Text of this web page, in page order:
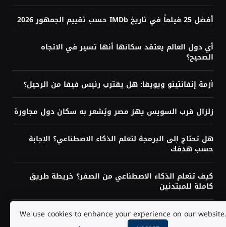
أفضل 25 فيلماً في تاريخ IMDb حسب تقييم الجمهور 2026
أي دول العالم يعتقد سكانها أنها تسير في الاتجاه
الصحيح؟
أزمة إنفانتينو ويويفا: هل يقترب رئيس فيفا من الرحيل؟
زلزال قرب السويس يهز مصر ويُشعر به سكان دول مجاورة
هل تحتاج إلى البرمجة لتعلم الذكاء الاصطناعي؟ الإجابة
حسب هدفك
كيف تتعلم الذكاء الاصطناعي من الصفر؟ خريطة طريق
كاملة للمبتدئين
مايكروسوفت تبني منظومة ذكاء اصطناعي لا تعتمد على
We use cookies to enhance your experience on our website.